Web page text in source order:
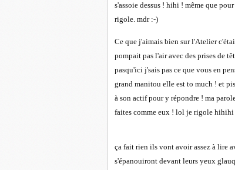
s'assoie dessus ! hihi ! même que
rigole. mdr :-)
Ce que j'aimais bien sur l'Atelier
pompait pas l'air avec des prises de
pasqu'ici j'sais pas ce que vous en
grand manitou elle est to much ! et
à son actif pour y répondre ! ma
faites comme eux ! lol je rigole hihihi
ça fait rien ils vont avoir assez à lire
s'épanouiront devant leurs yeux